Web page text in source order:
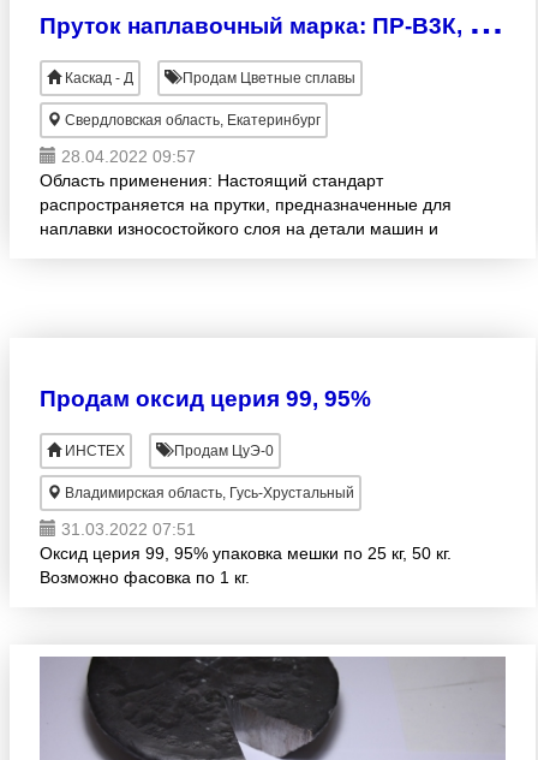
П
руток наплавочный марка: ПР-В3К, ПР-В3КР, ПР-В2Ж, ПР-3В14КБ, ПР-В4КН (аналог «СТЕЛЛИТ») Ф-2, 3, 4, 5, 6, 7, 8...мм. ГОСТ – 21449-75
Каскад - Д Продам Цветные сплавы
Свердловская область, Екатеринбург
28.04.2022 09:57
Область применения: Настоящий стандарт
распространяется на прутки, предназначенные для
наплавки износостойкого слоя на детали машин и
Продам оксид церия 99, 95%
ИНСТЕХ Продам ЦуЭ-0
Владимирская область, Гусь-Хрустальный
31.03.2022 07:51
Оксид церия 99, 95% упаковка мешки по 25 кг, 50 кг.
Возможно фасовка по 1 кг.